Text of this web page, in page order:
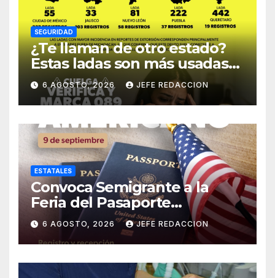
SEGURIDAD
¿Te llaman de otro estado?
Estas ladas son más usadas
para extorsionar en
Michoacán
6 AGOSTO, 2026 JEFE REDACCION
ESTATALES
Convoca Semigrante a la
Feria del Pasaporte
Estadounidense 2026
6 AGOSTO, 2026 JEFE REDACCION